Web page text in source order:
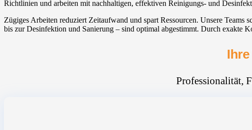
Richtlinien und arbeiten mit nachhaltigen, effektiven Reinigungs- und
Zügiges Arbeiten reduziert Zeitaufwand und spart Ressourcen. Unsere Teams
bis zur Desinfektion und Sanierung – sind optimal abgestimmt. Durch exakte
Professionalität,